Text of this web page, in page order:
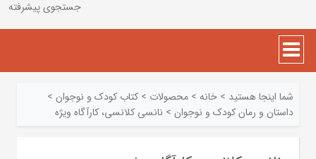
جستجوی پیشرفته
شما اینجا هستید > خانه > محصولات > کتاب کودک و نوجوان >
داستان و رمان کودک و نوجوان > نانسی کلانسی، کارآگاه ویژه